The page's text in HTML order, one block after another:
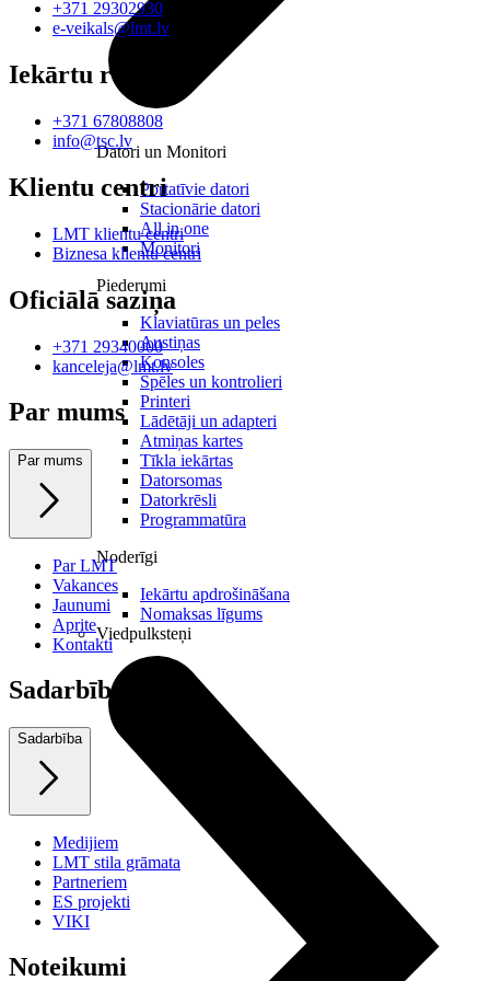
Datori un Monitori
Portatīvie datori
Stacionārie datori
All in one
Monitori
Piederumi
Klaviatūras un peles
Austiņas
Konsoles
Spēles un kontrolieri
Printeri
Lādētāji un adapteri
Atmiņas kartes
Tīkla iekārtas
Datorsomas
Datorkrēsli
Programmatūra
Noderīgi
Iekārtu apdrošināšana
Nomaksas līgums
Viedpulksteņi
+371 29302930
e-veikals@lmt.lv
Iekārtu remonts
+371 67808808
info@tsc.lv
Klientu centri
LMT klientu centri
Biznesa klientu centri
Oficiālā saziņa
+371 29340000
kanceleja@lmt.lv
Par mums
Par mums
Par LMT
Vakances
Jaunumi
Aprite
Kontakti
Sadarbība
Sadarbība
Medijiem
LMT stila grāmata
Partneriem
ES projekti
VIKI
Noteikumi